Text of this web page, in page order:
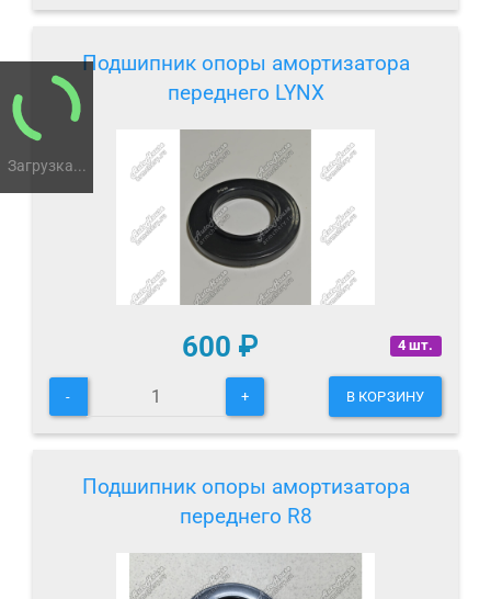
Загрузка...
Подшипник опоры амортизатора
переднего LYNX
4 шт.
600 ₽
- + В КОРЗИНУ
Подшипник опоры амортизатора
переднего R8